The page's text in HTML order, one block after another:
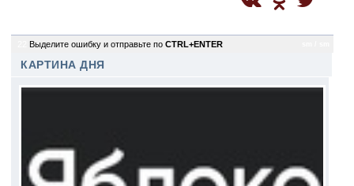
Выделите ошибку и отправьте по CTRL+ENTER
КАРТИНА ДНЯ